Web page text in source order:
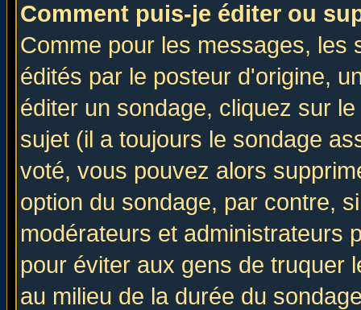
Comment puis-je éditer ou
Comme pour les messages, les
édités par le posteur d'origine,
éditer un sondage, cliquez sur
sujet (il a toujours le sondage
voté, vous pouvez alors
option du sondage, par contre,
modérateurs et administrateurs
pour éviter aux gens de truquer
au milieu de la durée du